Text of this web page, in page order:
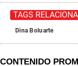
TAGS
Dina Boluarte